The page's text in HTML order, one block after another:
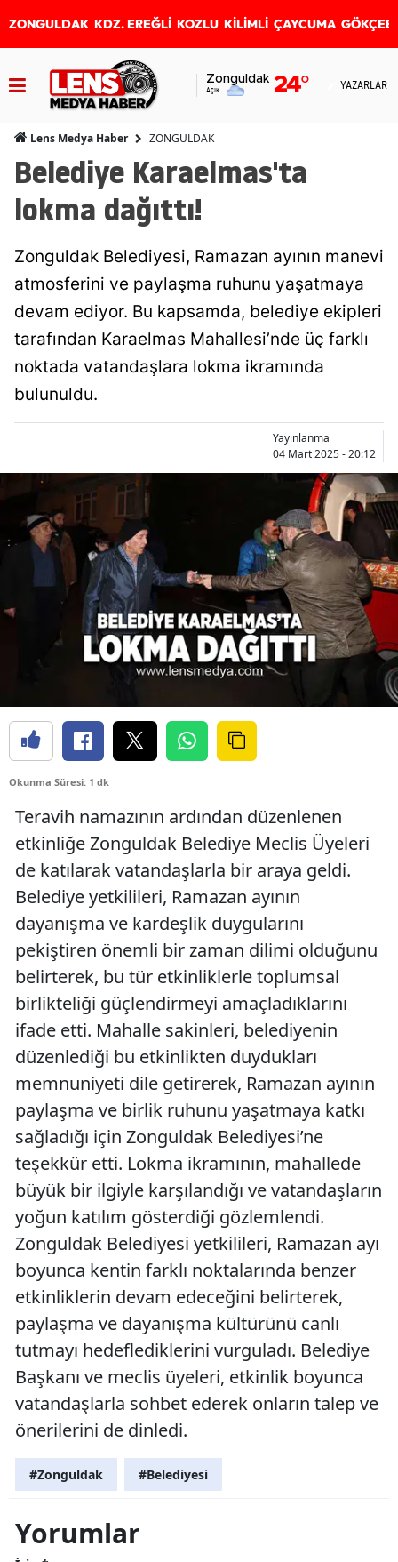
ZONGULDAK KDZ. EREĞLİ KOZLU KİLİMLİ ÇAYCUMA
Zonguldak
Açık 24° YAZARLAR
Lens Medya Haber ZONGULDAK
Belediye Karaelmas'ta
lokma dağıttı!
Zonguldak Belediyesi, Ramazan ayının manevi
atmosferini ve paylaşma ruhunu yaşatmaya
devam ediyor. Bu kapsamda, belediye ekipleri
tarafından Karaelmas Mahallesi’nde üç farklı
noktada vatandaşlara lokma ikramında
bulunuldu.
Yayınlanma
04 Mart 2025 - 20:12
Okunma Süresi: 1 dk
Teravih namazının ardından düzenlenen
etkinliğe Zonguldak Belediye Meclis Üyeleri
de katılarak vatandaşlarla bir araya geldi.
Belediye yetkilileri, Ramazan ayının
dayanışma ve kardeşlik duygularını
pekiştiren önemli bir zaman dilimi olduğunu
belirterek, bu tür etkinliklerle toplumsal
birlikteliği güçlendirmeyi amaçladıklarını
ifade etti. Mahalle sakinleri, belediyenin
düzenlediği bu etkinlikten duydukları
memnuniyeti dile getirerek, Ramazan ayının
paylaşma ve birlik ruhunu yaşatmaya katkı
sağladığı için Zonguldak Belediyesi’ne
teşekkür etti. Lokma ikramının, mahallede
büyük bir ilgiyle karşılandığı ve vatandaşların
yoğun katılım gösterdiği gözlemlendi.
Zonguldak Belediyesi yetkilileri, Ramazan ayı
boyunca kentin farklı noktalarında benzer
etkinliklerin devam edeceğini belirterek,
paylaşma ve dayanışma kültürünü canlı
tutmayı hedeflediklerini vurguladı. Belediye
Başkanı ve meclis üyeleri, etkinlik boyunca
vatandaşlarla sohbet ederek onların talep ve
önerilerini de dinledi.
#Zonguldak #Belediyesi
Yorumlar